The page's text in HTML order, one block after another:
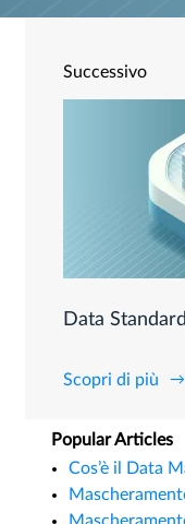
Successivo
Data
Scopri di più
Popular Articles
Cos’è il Data